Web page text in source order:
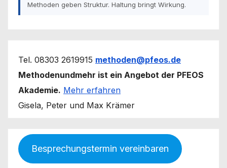
Methoden geben Struktur. Haltung bringt Wirkung.
Tel. 08303 2619915 methoden@pfeos.de
Methodenundmehr ist ein Angebot der PFEOS
Akademie. Mehr erfahren
Gisela, Peter und Max Krämer
Besprechungstermin vereinbaren